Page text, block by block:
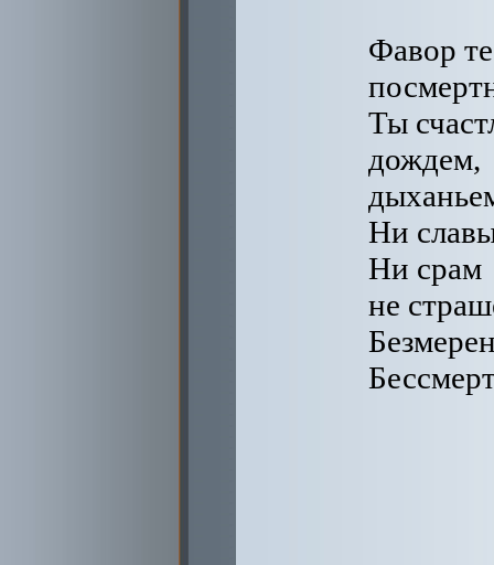
Фавор
Ты
дождем,
Ни
Ни срам
не